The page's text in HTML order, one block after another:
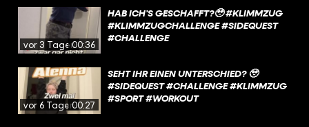
vor 3 Tagen00:36
HAB ICH’S GESCHAFFT?🥹 #KLIMMZUG
#KLIMMZUGCHALLENGE #SIDEQUEST
#CHALLENGE
vor 6 Tagen00:27
SEHT IHR EINEN UNTERSCHIED? 🥹
#SIDEQUEST #CHALLENGE #KLIMMZUG
#SPORT #WORKOUT